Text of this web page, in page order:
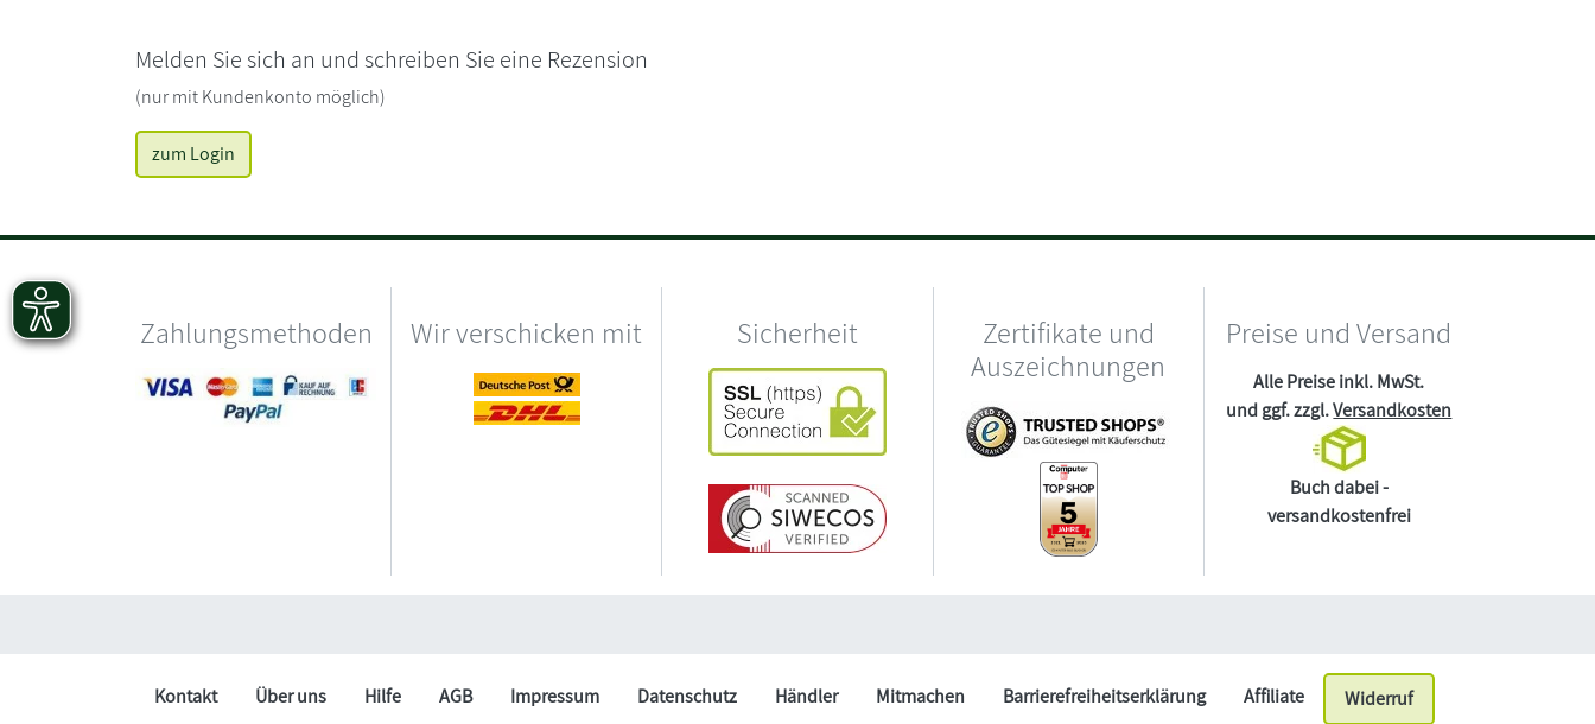
Melden Sie sich an und schreiben Sie eine Rezension
(nur mit Kundenkonto möglich)
zum Login
Zahlungsmethoden Wir verschicken mit Sicherheit
Zertifikate und
Auszeichnungen
Preise und Versand
Alle Preise inkl. MwSt.
und ggf. zzgl.Versandkosten
Buch dabei -
versandkostenfrei
Kontakt Über uns Hilfe AGB Impressum Datenschutz Händler Mitmachen Barrierefreiheitserklärung Affiliate Widerruf